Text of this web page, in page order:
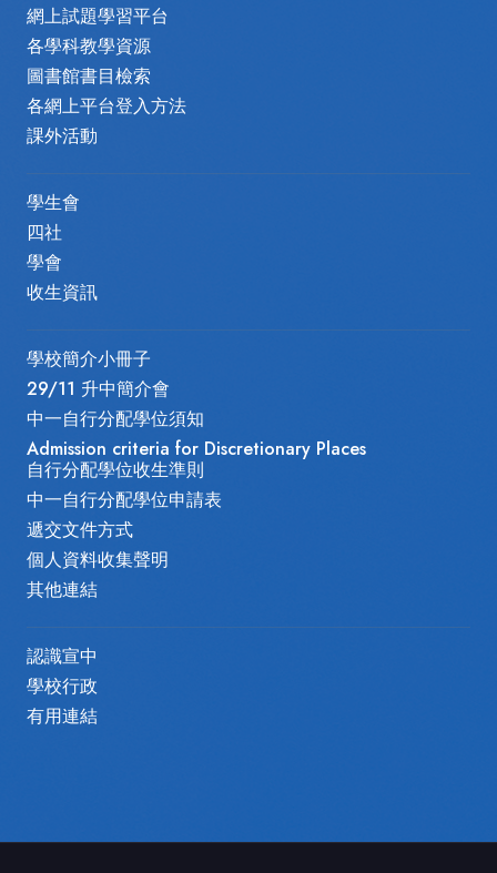
網上試題學習平台
各學科教學資源
圖書館書目檢索
各網上平台登入方法
課外活動
學生會
四社
學會
收生資訊
學校簡介小冊子
29/11 升中簡介會
中一自行分配學位須知
Admission criteria for Discretionary Places
自行分配學位收生準則
中一自行分配學位申請表
遞交文件方式
個人資料收集聲明
其他連結
認識宣中
學校行政
有用連結